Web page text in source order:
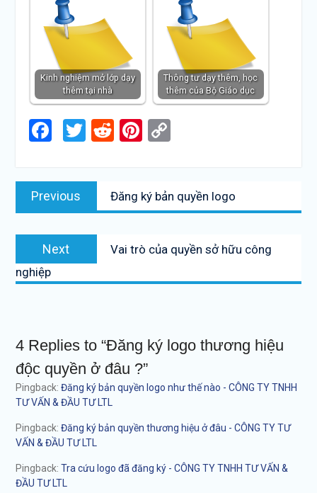
Kinh nghiệm mở lớp dạy
thêm tại nhà
Thông tư dạy thêm, học
thêm của Bộ Giáo dục
Facebook
Twitter
RedditPinterest
Điều
hướng
Previous
Previous
post:
Đăng ký bản quyền logo
Next
Next
Vai trò của quyền sở hữu công
nghiệp
4 Replies to “Đăng ký logo thương hiệu
độc quyền ở đâu ?”
Pingback: Đăng ký bản quyền logo như thế nào - CÔNG TY TNHH
TƯ VẤN & ĐẦU TƯ LTL
Pingback: Đăng ký bản quyền thương hiệu ở đâu - CÔNG TY TƯ
VẤN & ĐẦU TƯ LTL
Pingback: Tra cứu logo đã đăng ký - CÔNG TY TNHH TƯ VẤN &
ĐẦU TƯ LTL